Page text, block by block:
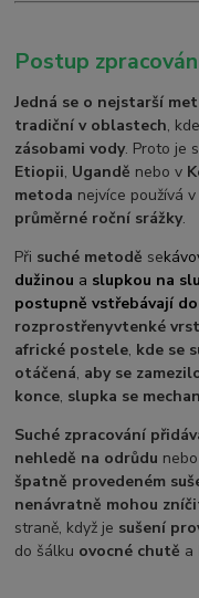
Postup
Jedná se o nejstarší
tradiční v oblastech,
zásobami vody. Proto je
Etiopii, Ugandě nebo v
metoda nejvíce používá v
průměrné roční srážky.
Při suché metodě se
dužinou a slupkou na
postupně vstřebávají
rozprostřenyvtenké
africké postele, kde se
otáčená, aby se
konce, slupka se
Suché zpracování
nehledě na odrůdu
špatně provedeném
nenávratně mohou
straně, když je sušení
do šálku ovocné chutě a